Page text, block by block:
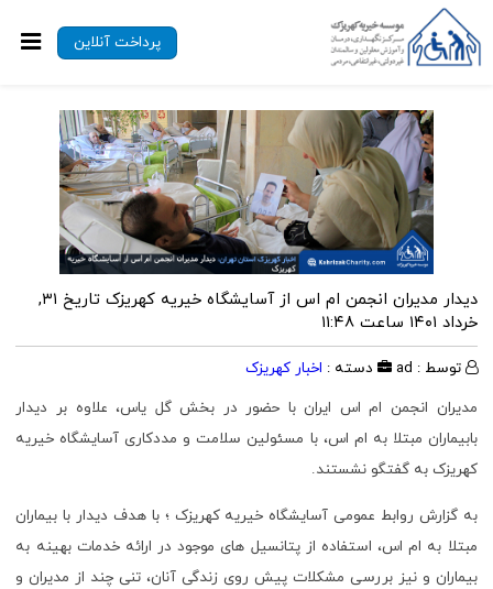
پرداخت آنلاین
دیدار مدیران انجمن ام اس از آسایشگاه خیریه کهریزک
تاریخ ۳۱,
خرداد ۱۴۰۱ ساعت ۱۱:۴۸
توسط : ad دسته : اخبار کهریزک
مدیران انجمن ام اس ایران با حضور در بخش گل یاس، علاوه بر دیدار
بابیماران مبتلا به ام اس، با مسئولین سلامت و مددکاری آسایشگاه خیریه
کهریزک به گفتگو نشستند.
به گزارش روابط عمومی آسایشگاه خیریه کهریزک ؛ با هدف دیدار با بیماران
مبتلا به ام اس، استفاده از پتانسیل های موجود در ارائه خدمات بهینه به
بیماران و نیز بررسی مشکلات پیش روی زندگی آنان، تنی چند از مدیران و